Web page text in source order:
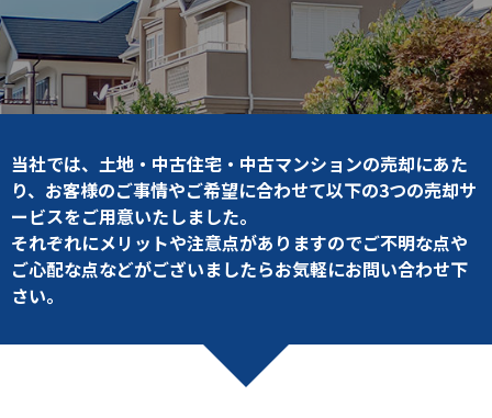
当社では、土地・中古住宅・中古マンションの売却にあた
り、お客様のご事情やご希望に合わせて以下の3つの売却サ
ービスをご用意いたしました。
それぞれにメリットや注意点がありますのでご不明な点や
ご心配な点などがございましたらお気軽にお問い合わせ下
さい。